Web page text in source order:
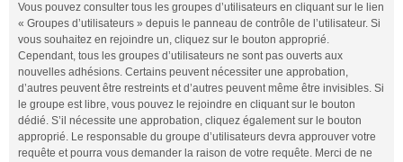
Vous pouvez consulter tous les groupes d’utilisateurs en cliquant sur le lien
« Groupes d’utilisateurs » depuis le panneau de contrôle de l’utilisateur. Si
vous souhaitez en rejoindre un, cliquez sur le bouton approprié.
Cependant, tous les groupes d’utilisateurs ne sont pas ouverts aux
nouvelles adhésions. Certains peuvent nécessiter une approbation,
d’autres peuvent être restreints et d’autres peuvent même être invisibles. Si
le groupe est libre, vous pouvez le rejoindre en cliquant sur le bouton
dédié. S’il nécessite une approbation, cliquez également sur le bouton
approprié. Le responsable du groupe d’utilisateurs devra approuver votre
requête et pourra vous demander la raison de votre requête. Merci de ne